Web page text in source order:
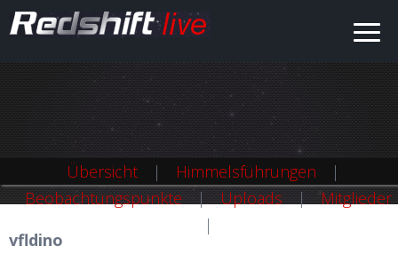
Übersicht
Himmelsführungen
Beobachtungspunkte
Uploads
Mitglieder
vfldino